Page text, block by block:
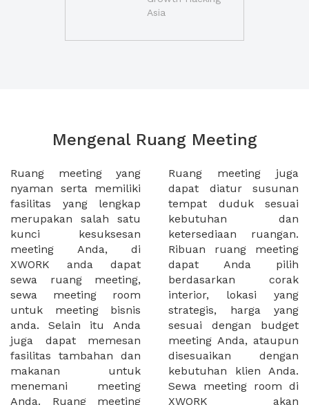
Asia
Mengenal Ruang Meeting
Ruang meeting yang
nyaman serta memiliki
fasilitas yang lengkap
merupakan salah satu
kunci kesuksesan
meeting Anda, di
XWORK anda dapat
sewa ruang meeting,
sewa meeting room
untuk meeting bisnis
anda. Selain itu Anda
juga dapat memesan
fasilitas tambahan dan
makanan untuk
menemani meeting
Anda. Ruang meeting
Ruang meeting juga
dapat diatur susunan
tempat duduk sesuai
kebutuhan dan
ketersediaan ruangan.
Ribuan ruang meeting
dapat Anda pilih
berdasarkan corak
interior, lokasi yang
strategis, harga yang
sesuai dengan budget
meeting Anda, ataupun
disesuaikan dengan
kebutuhan klien Anda.
Sewa meeting room di
XWORK akan